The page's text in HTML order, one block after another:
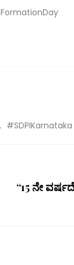
#SDPIKarnataka
“15 ನೇ